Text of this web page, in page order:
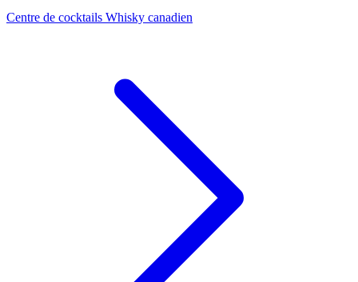
Centre de cocktails Whisky canadien